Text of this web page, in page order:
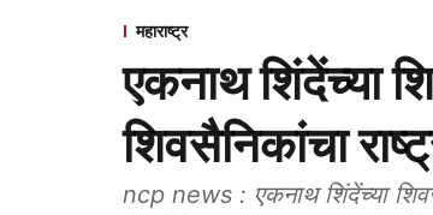
महाराष्ट्र
एकनाथ शिंदेंच्या
शिवसैनिकांचा
ncp news : एकनाथ शिंदेंच्या